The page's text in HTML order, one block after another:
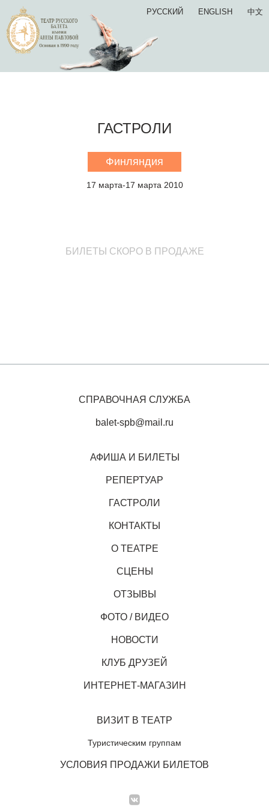
РУССКИЙ ENGLISH 中文
ГАСТРОЛИ
Финляндия
17 марта-17 марта 2010
БИЛЕТЫ СКОРО В ПРОДАЖЕ
АФИША И БИЛЕТЫ
РЕПЕРТУАР
ГАСТРОЛИ
КОНТАКТЫ
О ТЕАТРЕ
СЦЕНЫ
ОТЗЫВЫ
ФОТО / ВИДЕО
НОВОСТИ
КЛУБ ДРУЗЕЙ
ИНТЕРНЕТ-МАГАЗИН
ВИЗИТ В ТЕАТР
Туристическим группам
УСЛОВИЯ ПРОДАЖИ БИЛЕТОВ
СПРАВОЧНАЯ СЛУЖБА
balet-spb@mail.ru